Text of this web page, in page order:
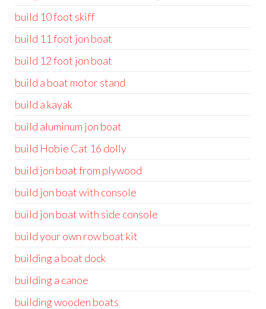
build 10 foot skiff
build 11 foot jon boat
build 12 foot jon boat
build a boat motor stand
build a kayak
build aluminum jon boat
build Hobie Cat 16 dolly
build jon boat from plywood
build jon boat with console
build jon boat with side console
build your own row boat kit
building a boat dock
building a canoe
building wooden boats